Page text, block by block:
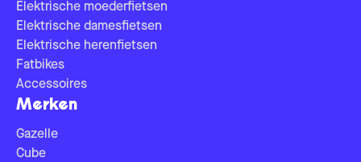
Elektrische moederfietsen
Elektrische damesfietsen
Elektrische herenfietsen
Fatbikes
Accessoires
Merken
Gazelle
Cube